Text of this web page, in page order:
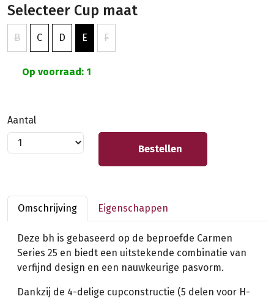
Selecteer Cup maat
B C D E F
Op voorraad: 1
Aantal
Bestellen
Omschrijving Eigenschappen
Deze bh is gebaseerd op de beproefde Carmen
Series 25 en biedt een uitstekende combinatie van
verfijnd design en een nauwkeurige pasvorm.
Dankzij de 4-delige cupconstructie (5 delen voor H-